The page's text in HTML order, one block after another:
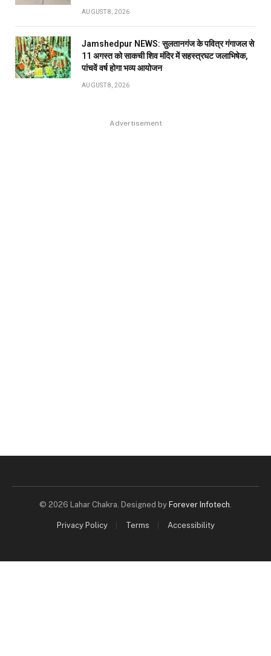
AUGUST 8, 2026
Jamshedpur NEWS: सुलतानगंज के पवित्र गंगाजल से
11 अगस्त को साकची शिव मंदिर में सहस्त्रघट जलाभिषेक,
पांचवें वर्ष होगा भव्य आयोजन
AUGUST 8, 2026
Advertisement
© 2026 Lahar Chakra. Designed by Forever Infotech.
Privacy Policy Terms Accessibility